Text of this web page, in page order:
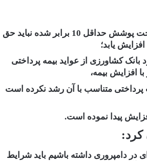
وقتی جمعیت دامی تحت پوشش حداقل 10 برابر شده نباید حق
افزایش یابد؛
کشاورزی از عواید بیمه پرداختی
افزایش بیمه،
پرداختی متناسب با آن رشد نکرده است
پیدا نموده است.
کرد:
در دامپروری داشته باشیم باید شرایط